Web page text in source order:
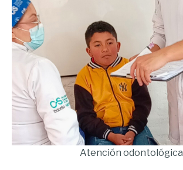
Atención odontológica